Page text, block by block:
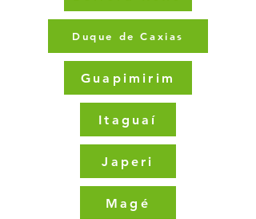
Duque de Caxias
Guapimirim
Itaguaí
Japeri
Magé